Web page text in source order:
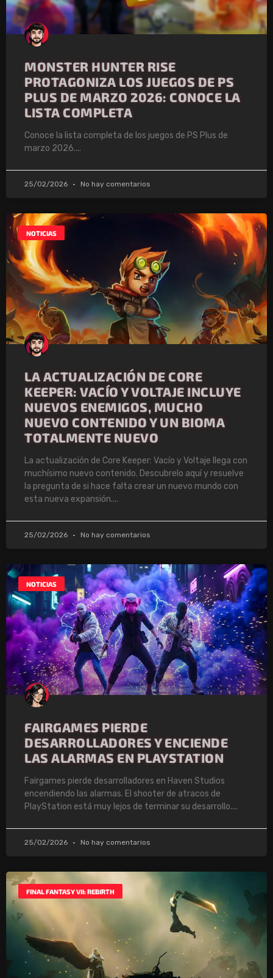
MONSTER HUNTER RISE
PROTAGONIZA LOS JUEGOS DE PS
PLUS DE MARZO 2026: CONOCE LA
LISTA COMPLETA
Conoce la lista completa de los juegos de PS Plus de
marzo 2026.
25/02/2026 No hay comentarios
NOTICIAS
LA ACTUALIZACIÓN DE CORE
KEEPER: VACÍO Y VOLTAJE INCLUYE
NUEVOS ENEMIGOS, MUCHO
NUEVO CONTENIDO Y UN BIOMA
TOTALMENTE NUEVO
La actualización de Core Keeper: Vacío y Voltaje llega con
muchísimo nuevo contenido. Descubrelo aquí y resuelve
la pregunta de si hace falta crear un nuevo mundo con
esta nueva expansión.
25/02/2026 No hay comentarios
NOTICIAS
FAIRGAMES PIERDE
DESARROLLADORES Y ENCIENDE
LAS ALARMAS EN PLAYSTATION
Fairgames pierde desarrolladores en Haven Studios
encendiendo las alarmas. El shooter de atracos de
PlayStation está muy lejos de terminar su desarrollo.
25/02/2026 No hay comentarios
FINAL FANTASY VII: REBIRTH